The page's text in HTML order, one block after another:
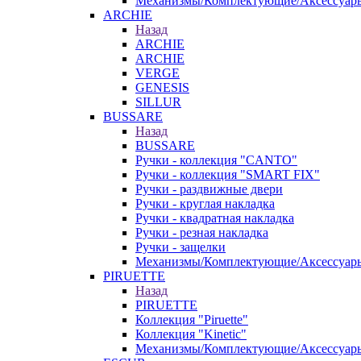
ARCHIE
Назад
ARCHIE
ARCHIE
VERGE
GENESIS
SILLUR
BUSSARE
Назад
BUSSARE
Ручки - коллекция "CANTO"
Ручки - коллекция "SMART FIX"
Ручки - раздвижные двери
Ручки - круглая накладка
Ручки - квадратная накладка
Ручки - резная накладка
Ручки - защелки
Механизмы/Комплектующие/
PIRUETTE
Назад
PIRUETTE
Коллекция "Piruette"
Коллекция "Kinetic"
Механизмы/Комплектующие/